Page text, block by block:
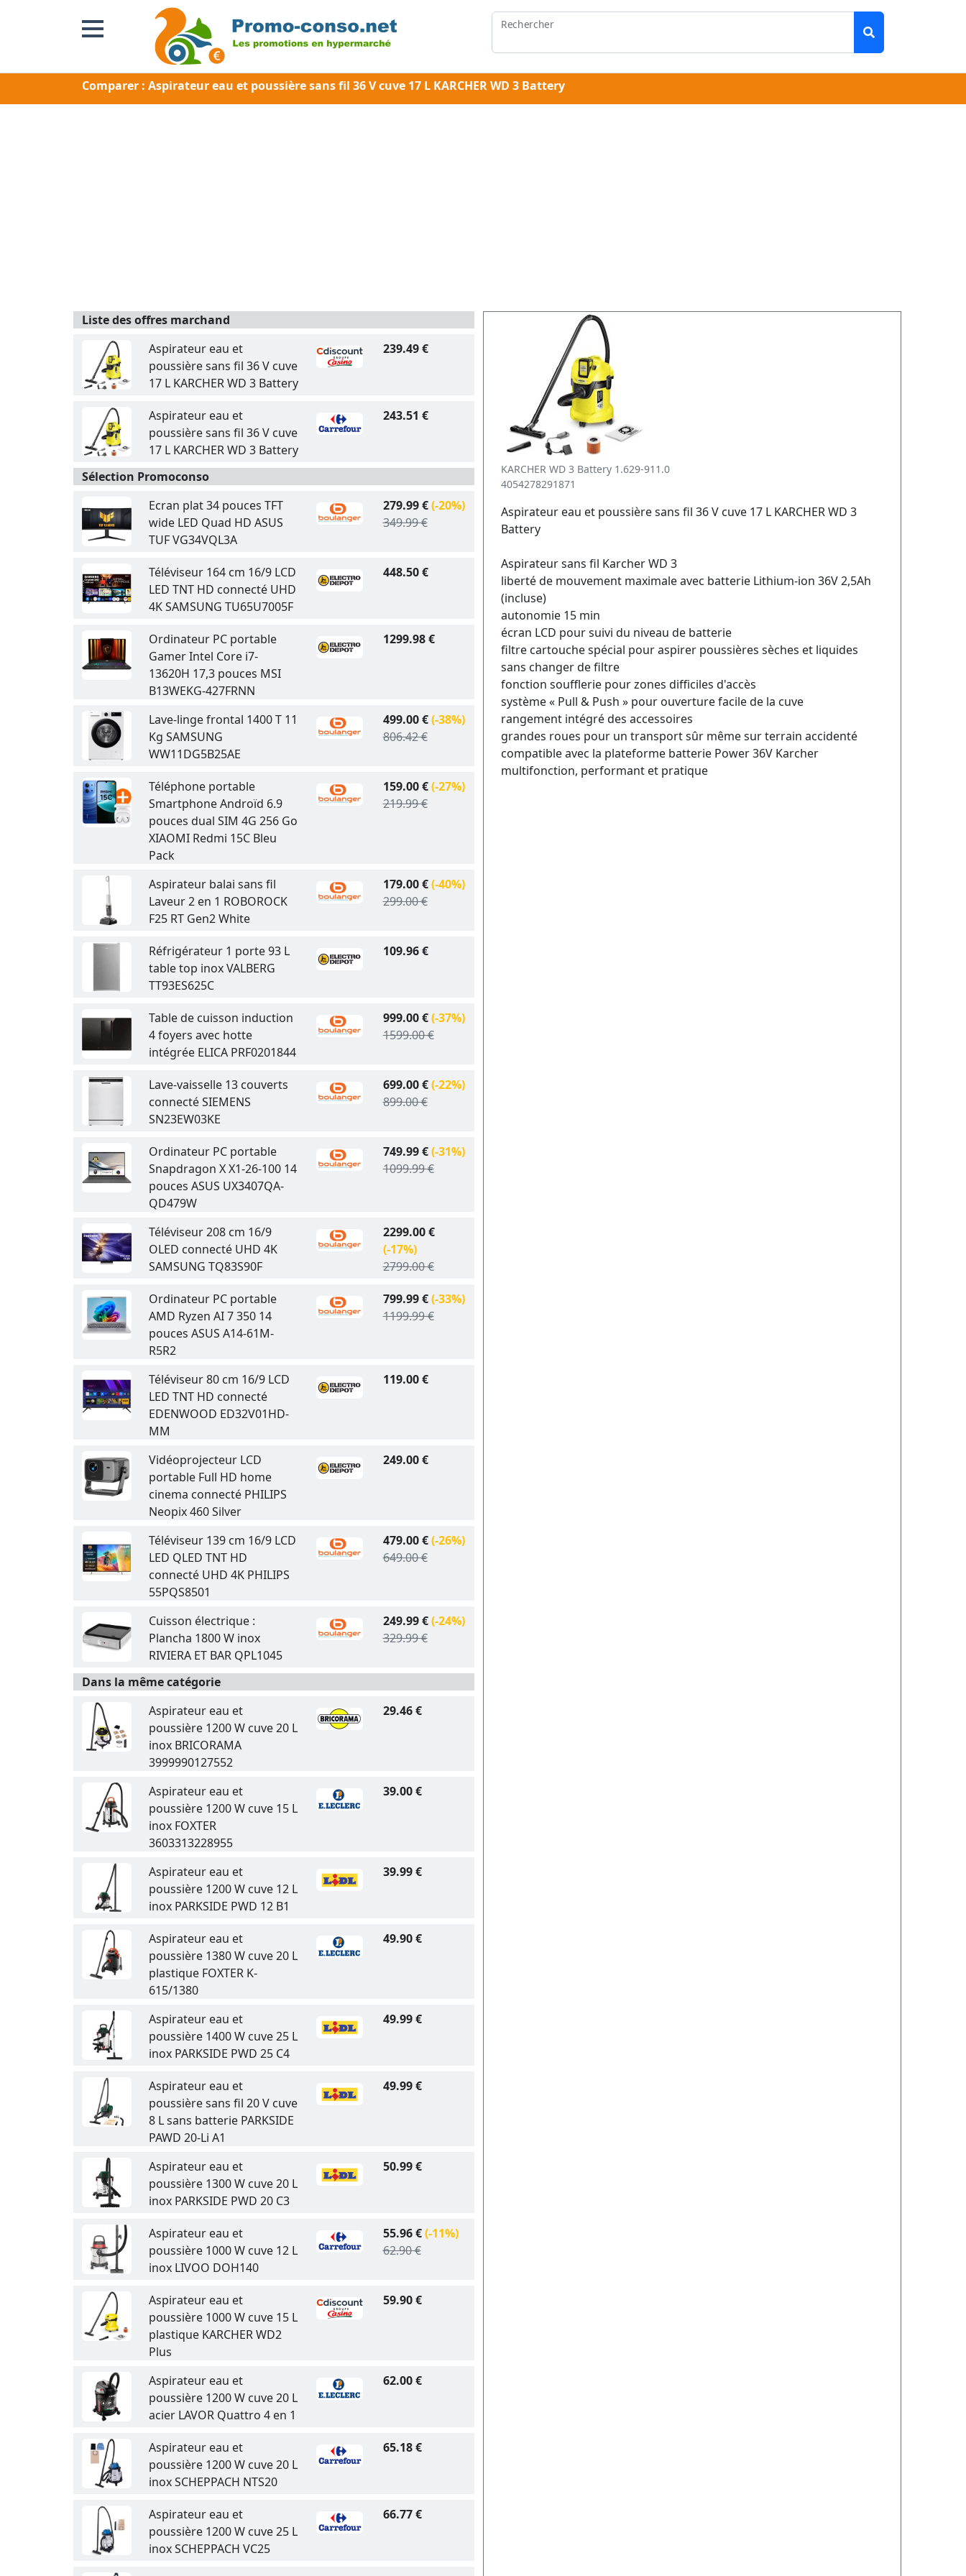
Rechercher
Comparer : Aspirateur eau et poussière sans fil 36 V cuve 17 L KARCHER WD 3 Battery
Liste des offres marchand
Aspirateur eau et
poussière sans fil 36 V cuve
17 L KARCHER WD 3 Battery
239.49 €
Aspirateur eau et
poussière sans fil 36 V cuve
17 L KARCHER WD 3 Battery
243.51 €
Sélection Promoconso
Ecran plat 34 pouces TFT
wide LED Quad HD ASUS
TUF VG34VQL3A
279.99 €(-20%)
349.99 €
Téléviseur 164 cm 16/9 LCD
LED TNT HD connecté UHD
4K SAMSUNG TU65U7005F
448.50 €
Ordinateur PC portable
Gamer Intel Core i7-
13620H 17,3 pouces MSI
B13WEKG-427FRNN
1299.98 €
Lave-linge frontal 1400 T 11
Kg SAMSUNG
WW11DG5B25AE
499.00 €(-38%)
806.42 €
Téléphone portable
Smartphone Androïd 6.9
pouces dual SIM 4G 256 Go
XIAOMI Redmi 15C Bleu
Pack
159.00 €(-27%)
219.99 €
Aspirateur balai sans fil
Laveur 2 en 1 ROBOROCK
F25 RT Gen2 White
179.00 €(-40%)
299.00 €
Réfrigérateur 1 porte 93 L
table top inox VALBERG
TT93ES625C
109.96 €
Table de cuisson induction
4 foyers avec hotte
intégrée ELICA PRF0201844
999.00 €(-37%)
1599.00 €
Lave-vaisselle 13 couverts
connecté SIEMENS
SN23EW03KE
699.00 €(-22%)
899.00 €
Ordinateur PC portable
Snapdragon X X1-26-100 14
pouces ASUS UX3407QA-
QD479W
749.99 €(-31%)
1099.99 €
Téléviseur 208 cm 16/9
OLED connecté UHD 4K
SAMSUNG TQ83S90F
2299.00 €
(-17%)
2799.00 €
Ordinateur PC portable
AMD Ryzen AI 7 350 14
pouces ASUS A14-61M-
R5R2
799.99 €(-33%)
1199.99 €
Téléviseur 80 cm 16/9 LCD
LED TNT HD connecté
EDENWOOD ED32V01HD-
MM
119.00 €
Vidéoprojecteur LCD
portable Full HD home
cinema connecté PHILIPS
Neopix 460 Silver
249.00 €
Téléviseur 139 cm 16/9 LCD
LED QLED TNT HD
connecté UHD 4K PHILIPS
55PQS8501
479.00 €(-26%)
649.00 €
Cuisson électrique :
Plancha 1800 W inox
RIVIERA ET BAR QPL1045
249.99 €(-24%)
329.99 €
Dans la même catégorie
Aspirateur eau et
poussière 1200 W cuve 20 L
inox BRICORAMA
3999990127552
29.46 €
Aspirateur eau et
poussière 1200 W cuve 15 L
inox FOXTER
3603313228955
39.00 €
Aspirateur eau et
poussière 1200 W cuve 12 L
inox PARKSIDE PWD 12 B1
39.99 €
Aspirateur eau et
poussière 1380 W cuve 20 L
plastique FOXTER K-
615/1380
49.90 €
Aspirateur eau et
poussière 1400 W cuve 25 L
inox PARKSIDE PWD 25 C4
49.99 €
Aspirateur eau et
poussière sans fil 20 V cuve
8 L sans batterie PARKSIDE
PAWD 20-Li A1
49.99 €
Aspirateur eau et
poussière 1300 W cuve 20 L
inox PARKSIDE PWD 20 C3
50.99 €
Aspirateur eau et
poussière 1000 W cuve 12 L
inox LIVOO DOH140
55.96 €(-11%)
62.90 €
Aspirateur eau et
poussière 1000 W cuve 15 L
plastique KARCHER WD2
Plus
59.90 €
Aspirateur eau et
poussière 1200 W cuve 20 L
acier LAVOR Quattro 4 en 1
62.00 €
Aspirateur eau et
poussière 1200 W cuve 20 L
inox SCHEPPACH NTS20
65.18 €
Aspirateur eau et
poussière 1200 W cuve 25 L
inox SCHEPPACH VC25
66.77 €
KARCHER WD 3 Battery 1.629-911.0
4054278291871
Aspirateur eau et poussière sans fil 36 V cuve 17 L KARCHER WD 3
Battery
Aspirateur sans fil Karcher WD 3
liberté de mouvement maximale avec batterie Lithium-ion 36V 2,5Ah
(incluse)
autonomie 15 min
écran LCD pour suivi du niveau de batterie
filtre cartouche spécial pour aspirer poussières sèches et liquides
sans changer de filtre
fonction soufflerie pour zones difficiles d'accès
système « Pull & Push » pour ouverture facile de la cuve
rangement intégré des accessoires
grandes roues pour un transport sûr même sur terrain accidenté
compatible avec la plateforme batterie Power 36V Karcher
multifonction, performant et pratique